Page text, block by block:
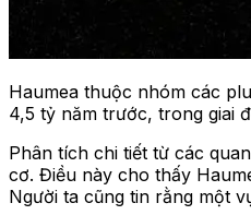
Haumea thuộc nhóm các
4,5 tỷ năm trước, trong giai
Phân tích chi tiết từ các
cơ. Điều này cho thấy
Người ta cũng tin rằng một